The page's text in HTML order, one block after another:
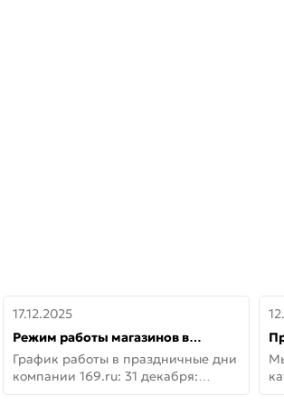
17.12.2025
Режим работы магазинов в
праздничные дни с 31 декабря по
11 января
График работы в праздничные дни
компании 169.ru: 31 декабря:
Заказы, самовывоз и доставки —